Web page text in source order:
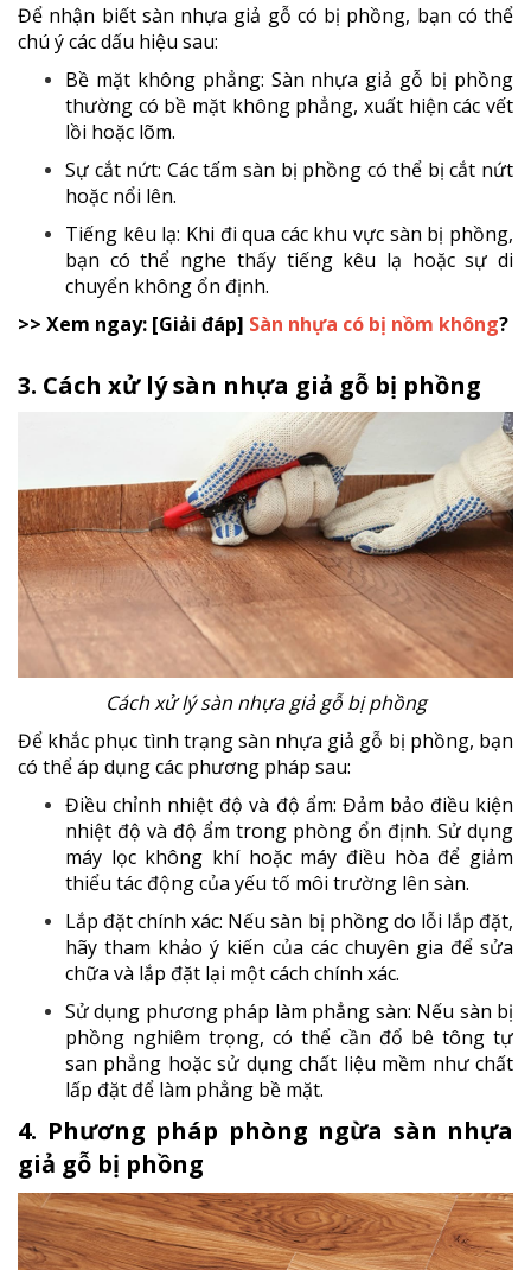
Để nhận biết sàn nhựa giả gỗ có bị phồng, bạn có thể
chú ý các dấu hiệu sau:
Bề mặt không phẳng: Sàn nhựa giả gỗ bị phồng
thường có bề mặt không phẳng, xuất hiện các vết
lồi hoặc lõm.
Sự cắt nứt: Các tấm sàn bị phồng có thể bị cắt nứt
hoặc nổi lên.
Tiếng kêu lạ: Khi đi qua các khu vực sàn bị phồng,
bạn có thể nghe thấy tiếng kêu lạ hoặc sự di
chuyển không ổn định.
>> Xem ngay: [Giải đáp] Sàn nhựa có bị nồm không?
3. Cách xử lý sàn nhựa giả gỗ bị phồng
Cách xử lý sàn nhựa giả gỗ bị phồng
Để khắc phục tình trạng sàn nhựa giả gỗ bị phồng, bạn
có thể áp dụng các phương pháp sau:
Điều chỉnh nhiệt độ và độ ẩm: Đảm bảo điều kiện
nhiệt độ và độ ẩm trong phòng ổn định. Sử dụng
máy lọc không khí hoặc máy điều hòa để giảm
thiểu tác động của yếu tố môi trường lên sàn.
Lắp đặt chính xác: Nếu sàn bị phồng do lỗi lắp đặt,
hãy tham khảo ý kiến của các chuyên gia để sửa
chữa và lắp đặt lại một cách chính xác.
Sử dụng phương pháp làm phẳng sàn: Nếu sàn bị
phồng nghiêm trọng, có thể cần đổ bê tông tự
san phẳng hoặc sử dụng chất liệu mềm như chất
lấp đặt để làm phẳng bề mặt.
4. Phương pháp phòng ngừa sàn nhựa
giả gỗ bị phồng